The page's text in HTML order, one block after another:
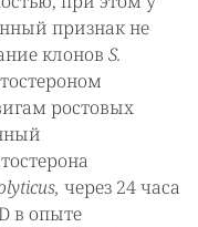
признак не
клонов S.
ростовых
через 24 часа
в опыте